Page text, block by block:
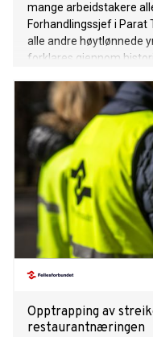
mange arbeidstakere
Forhandlingssjef i Parat
alle andre høytlønnede
forklares gjennom
Opptrapping av
restaurantnæringen